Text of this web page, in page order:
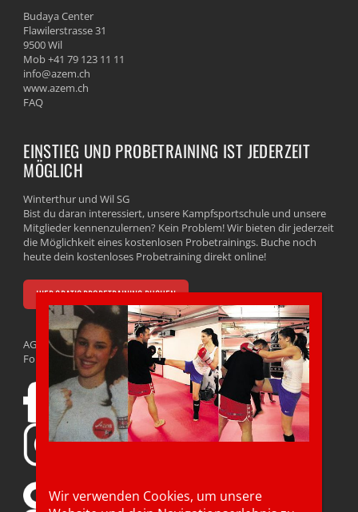
Budaya Center
Flawilerstrasse 31
9500 Wil
Mob +41 79 123 11 11
info@azem.ch
www.azem.ch
FAQ
EINSTIEG UND PROBETRAINING IST JEDERZEIT
MÖGLICH
Winterthur und Wil SG
Bist du daran interessiert, unsere Kampfsportschule und unsere
Mitglieder kennenzulernen? Kein Problem! Wir bieten dir jederzeit
die Möglichkeit eines kostenlosen Probetrainings. Buche noch
heute dein kostenloses Probetraining direkt online!
HIER GRATIS PROBETRAINING BUCHEN
AGB
Follow us
Wir verwenden Cookies, um unsere